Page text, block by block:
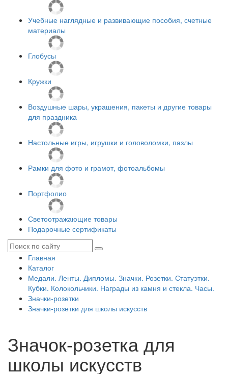
Учебные наглядные и развивающие пособия, счетные
материалы
Глобусы
Кружки
Воздушные шары, украшения, пакеты и другие товары
для праздника
Настольные игры, игрушки и головоломки, пазлы
Рамки для фото и грамот, фотоальбомы
Портфолио
Светоотражающие товары
Подарочные сертификаты
Главная
Каталог
Медали. Ленты. Дипломы. Значки. Розетки. Статуэтки.
Кубки. Колокольчики. Награды из камня и стекла. Часы.
Значки-розетки
Значки-розетки для школы искусств
Значок-розетка для
школы искусств